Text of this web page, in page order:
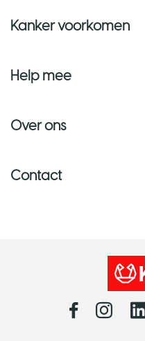
Kanker voorkomen
Help mee
Over ons
Contact